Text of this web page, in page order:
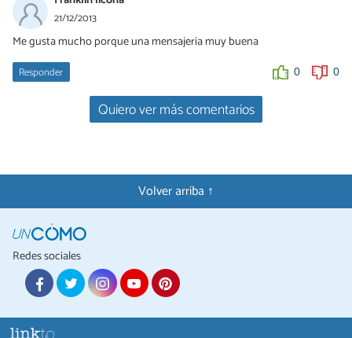
21/12/2013
Me gusta mucho porque una mensajeria muy buena
Responder 0 0
Quiero ver más comentarios
Volver arriba ↑
Redes sociales